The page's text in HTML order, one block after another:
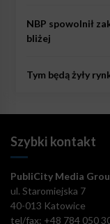
NBP spowolnił
bliżej
Tym będą żyły
Szybki kontakt
PubliCity Media
ul. Staromiejska 7
40-013 Katowice
tel/fax: +48 784 050